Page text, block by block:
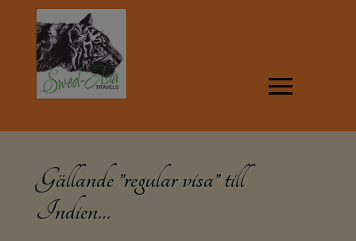
Gällande ”regular visa” till
Indien…